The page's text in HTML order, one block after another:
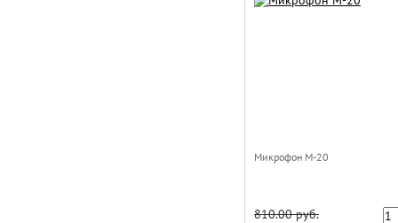
Микрофон M-20
810.00 руб.